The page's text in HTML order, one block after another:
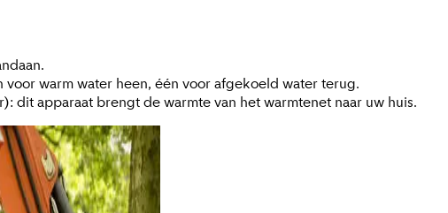
warm water heen, één voor afgekoeld water terug.
dit apparaat brengt de warmte van het warmtenet naar uw huis.